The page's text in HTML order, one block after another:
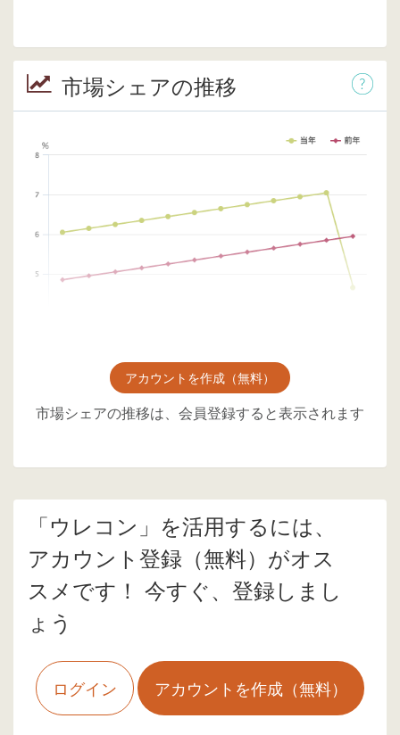
市場シェアの推移
アカウントを作成（無料）
市場シェアの推移は、会員登録すると表示されます
「ウレコン」を活用するには、
アカウント登録（無料）がオス
スメです！ 今すぐ、登録しまし
ょう
ログイン アカウントを作成（無料）